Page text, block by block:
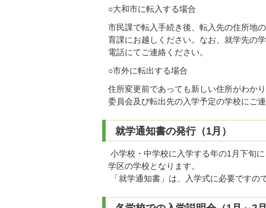
○大和市に転入する場合
市民課で転入手続き後、転入先の住所地
育課にお越しください。なお、就学先の
電話にてご連絡ください。
○市外に転出する場合
住所変更前であっても新しい住所がわか
委員会及び転出先の入学予定の学校にご
就学通知書の発行（1月）
小学校・中学校に入学する年の1月下旬
学区の学校となります。
「就学通知書」は、入学式に必要ですの